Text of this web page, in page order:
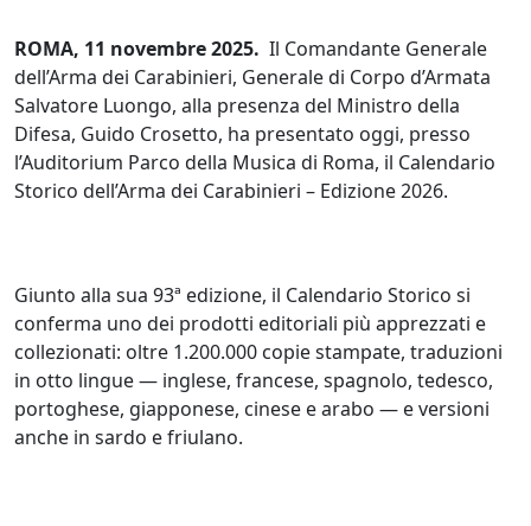
ROMA, 11 novembre 2025. Il Comandante Generale
dell’Arma dei Carabinieri, Generale di Corpo d’Armata
Salvatore Luongo, alla presenza del Ministro della
Difesa, Guido Crosetto, ha presentato oggi, presso
l’Auditorium Parco della Musica di Roma, il Calendario
Storico dell’Arma dei Carabinieri – Edizione 2026.
Giunto alla sua 93ª edizione, il Calendario Storico si
conferma uno dei prodotti editoriali più apprezzati e
collezionati: oltre 1.200.000 copie stampate, traduzioni
in otto lingue — inglese, francese, spagnolo, tedesco,
portoghese, giapponese, cinese e arabo — e versioni
anche in sardo e friulano.